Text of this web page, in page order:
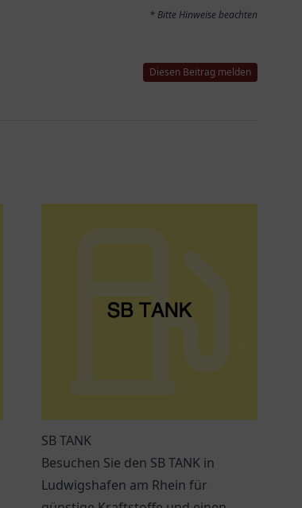
* Bitte Hinweise beachten
Diesen Beitrag melden
SB TANK
Besuchen Sie den SB TANK in
Ludwigshafen am Rhein für